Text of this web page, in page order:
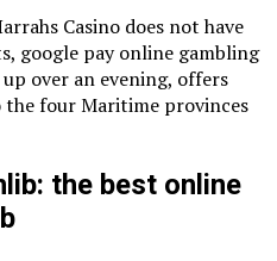
Casino does not have
google pay online gambling
over an evening, offers
four Maritime provinces
the best online